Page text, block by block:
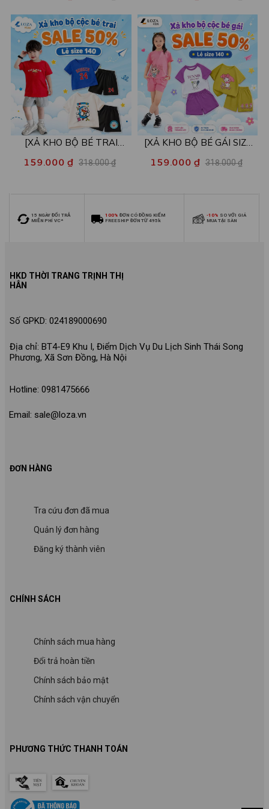
mẫu - Quần áo bé trai từ 22-
26kg - Loza Kids XB004
mẫu - Quần áo bé gái từ 22-
26kg - Loza Kids XB005
[XẢ KHO BỘ BÉ TRAI
nhiều mẫu - Quần áo bé trai
159.000 ₫ 318.000 ₫
[XẢ KHO BỘ BÉ GÁI SIZE
mẫu - Quần áo bé gái từ 26-
159.000 ₫ 318.000 ₫
15 NGÀY ĐỔI TRẢ
MIỄN PHÍ VC*
100% ĐƠN CÓ ĐỒNG KIỂM
FREESHIP ĐƠN TỪ 495k
-10% SO VỚI GIÁ
MUA TẠI SÀN
CHÍNH SÁCH
Chính sách mua hàng
Đổi trả hoàn tiền
Chính sách bảo mật
Chính sách vận chuyển
HKD THỜI TRANG TRỊNH THỊ
HÂN
Số GPKD: 024189000690
Địa chỉ: BT4-E9 Khu I, Điểm Dịch Vụ Du Lịch Sinh Thái Song
Phương, Xã Sơn Đồng, Hà Nội
Hotline: 0981475666
Email: sale@loza.vn
ĐƠN HÀNG
Tra cứu đơn đã mua
Quản lý đơn hàng
Đăng ký thành viên
PHƯƠNG THỨC THANH TOÁN